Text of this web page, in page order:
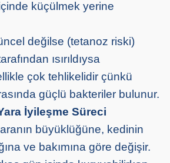
küçülmek yerine
değilse (tetanoz riski)
ısırıldıysa
çok tehlikelidir çünkü
güçlü bakteriler bulunur.
İyileşme Süreci
büyüklüğüne, kedinin
ve bakımına göre değişir.